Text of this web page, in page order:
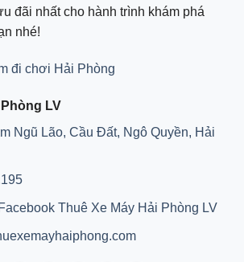
đãi nhất cho hành trình khám phá
nhé!
đi chơi Hải Phòng
LV
Ngũ Lão, Cầu Đất, Ngô Quyền, Hải
Facebook Thuê Xe Máy Hải Phòng LV